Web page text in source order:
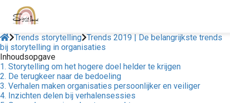
Trends storytelling Trends 2019 | De belangrijkste trends
bij storytelling in organisaties
Inhoudsopgave
1. Storytelling om het hogere doel helder te krijgen
2. De terugkeer naar de bedoeling
3. Verhalen maken organisaties persoonlijker en veiliger
4. Inzichten delen bij verhalensessies